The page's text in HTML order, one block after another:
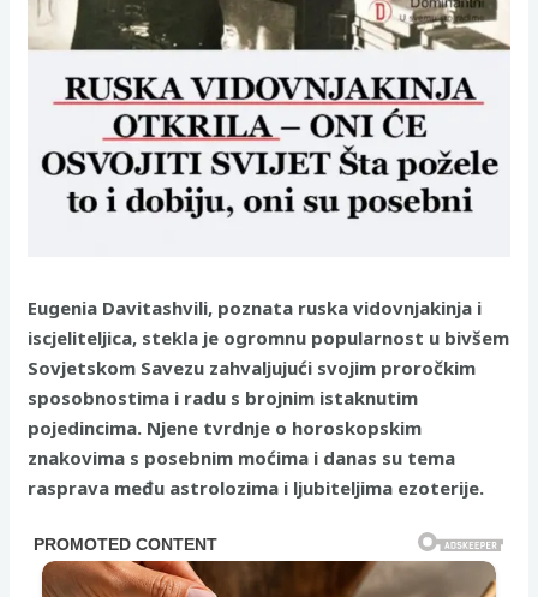
Eugenia Davitashvili, poznata ruska vidovnjakinja i
iscjeliteljica, stekla je ogromnu popularnost u bivšem
Sovjetskom Savezu zahvaljujući svojim proročkim
sposobnostima i radu s brojnim istaknutim
pojedincima. Njene tvrdnje o horoskopskim
znakovima s posebnim moćima i danas su tema
rasprava među astrolozima i ljubiteljima ezoterije.